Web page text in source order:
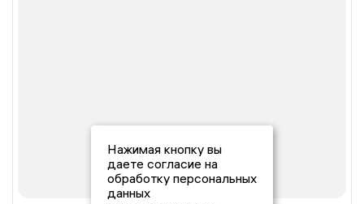
Нажимая кнопку вы
даете согласие на
обработку персональных
данных